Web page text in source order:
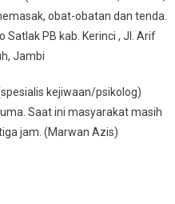
obat-obatan dan tenda.
Satlak PB kab. Kerinci , Jl. Arif
Jambi
kejiwaan/psikolog)
Saat ini masyarakat masih
jam. (Marwan Azis)